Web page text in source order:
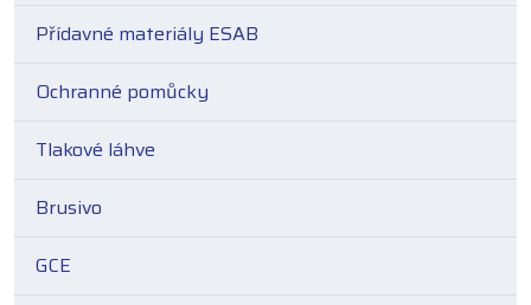
Přídavné materiály ESAB
Ochranné pomůcky
Tlakové láhve
Brusivo
GCE